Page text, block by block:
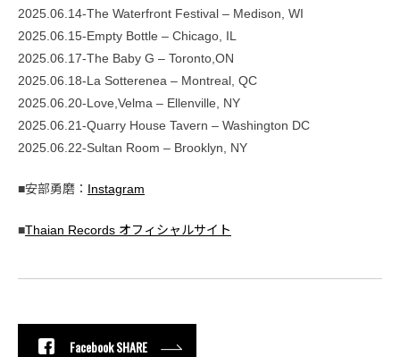
2025.06.14-The Waterfront Festival – Medison, WI
2025.06.15-Empty Bottle – Chicago, IL
2025.06.17-The Baby G – Toronto,ON
2025.06.18-La Sotterenea – Montreal, QC
2025.06.20-Love,Velma – Ellenville, NY
2025.06.21-Quarry House Tavern – Washington DC
2025.06.22-Sultan Room – Brooklyn, NY
■安部勇磨： Instagram
■Thaian Records オフィシャルサイト
Facebook SHARE